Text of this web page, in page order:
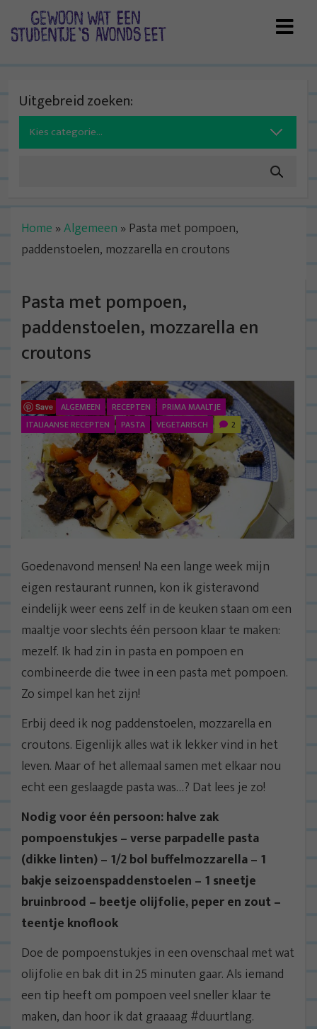
Uitgebreid zoeken:
Search
for:
Home »Algemeen » Pasta met pompoen,
paddenstoelen, mozzarella en croutons
Pasta met pompoen,
paddenstoelen, mozzarella en
croutons
Save ALGEMEEN RECEPTEN
PRIMA MAALTJE
ITALIAANSE RECEPTEN
PASTA VEGETARISCH 2
Goedenavond mensen! Na een lange week mijn
eigen restaurant runnen, kon ik gisteravond
eindelijk weer eens zelf in de keuken staan om een
maaltje voor slechts één persoon klaar te maken:
mezelf. Ik had zin in pasta en pompoen en
combineerde die twee in een pasta met pompoen.
Zo simpel kan het zijn!
Erbij deed ik nog paddenstoelen, mozzarella en
croutons. Eigenlijk alles wat ik lekker vind in het
leven. Maar of het allemaal samen met elkaar nou
echt een geslaagde pasta was…? Dat lees je zo!
Nodig voor één persoon: halve zak
pompoenstukjes – verse parpadelle pasta
(dikke linten) – 1/2 bol buffelmozzarella – 1
bakje seizoenspaddenstoelen – 1 sneetje
bruinbrood – beetje olijfolie, peper en zout –
teentje knoflook
Doe de pompoenstukjes in een ovenschaal met wat
olijfolie en bak dit in 25 minuten gaar. Als iemand
een tip heeft om pompoen veel sneller klaar te
maken, dan hoor ik dat graaaag #duurtlang.